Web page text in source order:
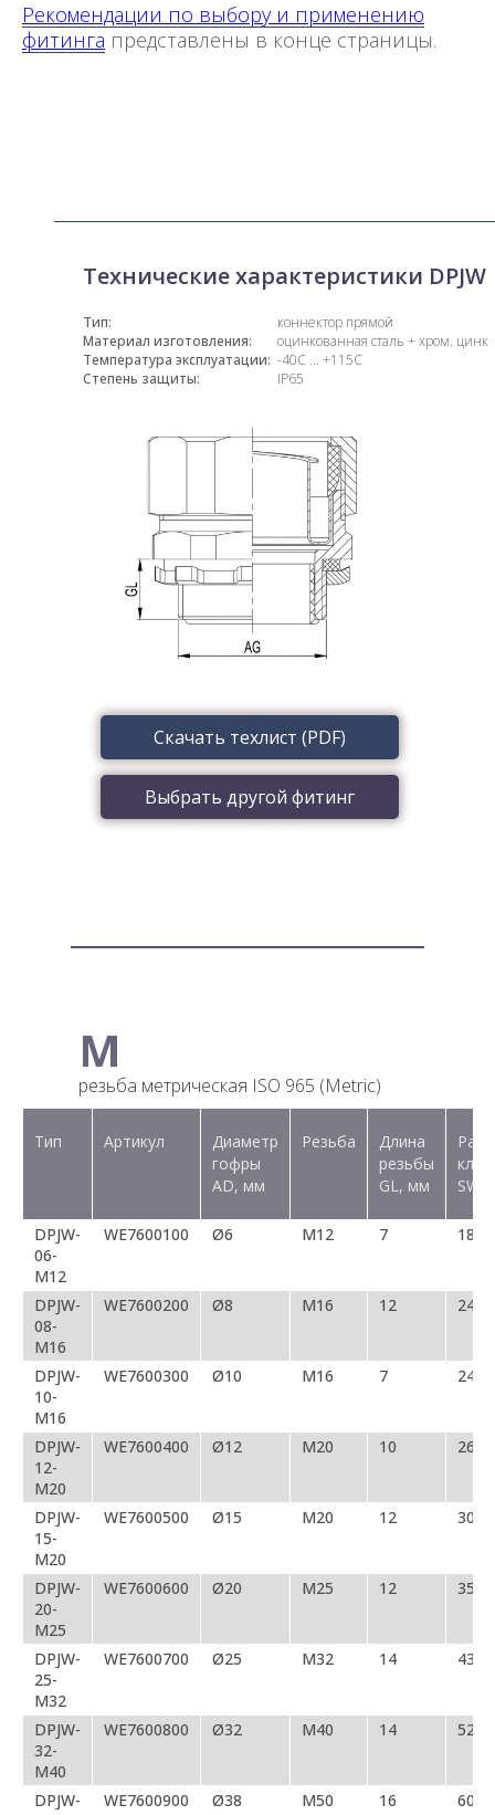
Рекомендации по выбору и применению
фитинга представлены в конце страницы.
Скачать техлист (PDF)
Выбрать другой фитинг
Технические характеристики DPJW
коннектор прямой
оцинкованная сталь + хром. цинк
-40С ... +115С
IP65
Тип:
Материал изготовления:
Температура эксплуатации:
Степень защиты:
M
резьба метрическая ISO 965 (Metric)
Тип Артикул
Диаметр
гофры
AD, мм
Резьба
Длина
резьбы
GL, мм
SW,
DPJW-
06-
M12
WE7600100 Ø6 M12 7 18/
DPJW-
08-
M16
WE7600200 Ø8 M16 12 24/
DPJW-
10-
M16
WE7600300 Ø10 M16 7 24/
DPJW-
12-
M20
WE7600400 Ø12 M20 10 26
DPJW-
15-
M20
WE7600500 Ø15 M20 12 30
DPJW-
20-
M25
WE7600600 Ø20 M25 12 35
DPJW-
25-
M32
WE7600700 Ø25 M32 14 43
DPJW-
32-
M40
WE7600800 Ø32 M40 14 52
DPJW-
WE7600900 Ø38 M50 16 60